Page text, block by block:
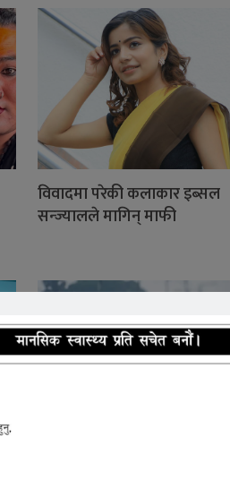
विवादमा परेकी कलाकार इब्सल
सन्ज्यालले मागिन् माफी